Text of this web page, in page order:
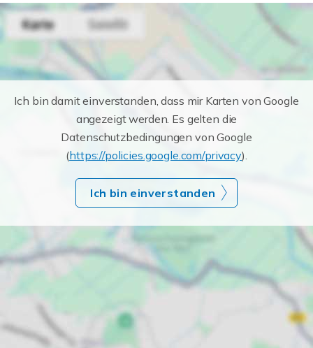
Ich bin damit einverstanden, dass mir Karten von Google
angezeigt werden. Es gelten die
Datenschutzbedingungen von Google
(https://policies.google.com/privacy).
Ich bin einverstanden